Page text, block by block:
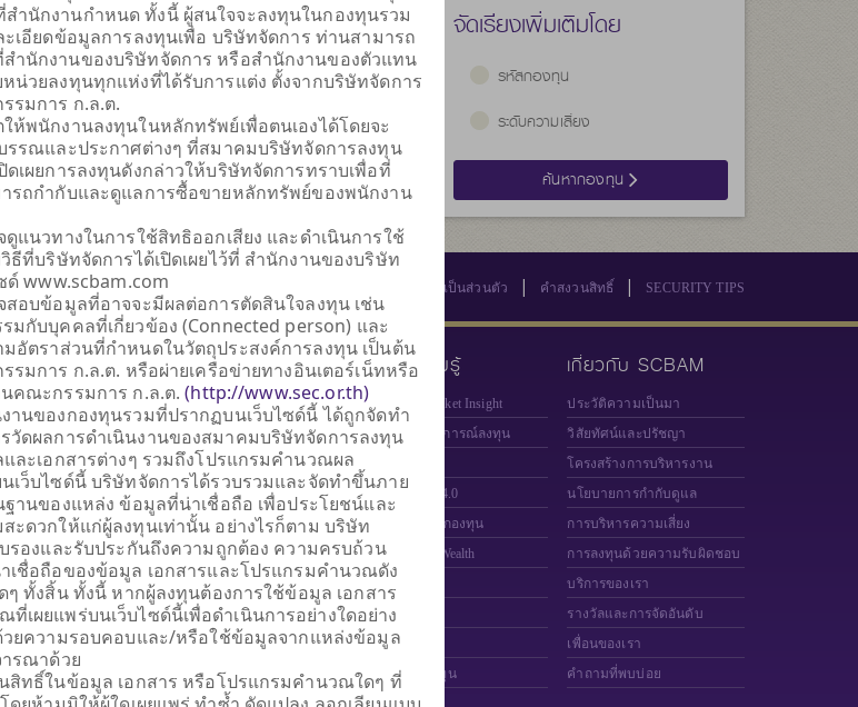
จัดเรียงเพิ่มเติมโดย
รหัสกองทุน
ระดับความเสี่ยง
ค้นหากองทุน
ำนักงานกำหนด ทั้งนี้ ผู้สนใจจะลงทุนในกองทุนรวม
เอียดข้อมูลการลงทุนเพื่อ บริษัทจัดการ ท่านสามารถ
ำนักงานของบริษัทจัดการ หรือสำนักงานของตัวแทน
น่วยลงทุนทุกแห่งที่ได้รับการแต่ง ตั้งจากบริษัทจัดการ
รมการ ก.ล.ต.
พนักงานลงทุนในหลักทรัพย์เพื่อตนเองได้โดยจะ
รรณและประกาศต่างๆ ที่สมาคมบริษัทจัดการลงทุน
ดเผยการลงทุนดังกล่าวให้บริษัทจัดการทราบเพื่อที่
รถกำกับและดูแลการซื้อขายหลักทรัพย์ของพนักงาน
แนวทางในการใช้สิทธิออกเสียง และดำเนินการใช้
ธีที่บริษัทจัดการได้เปิดเผยไว้ที่ สำนักงานของบริษัท
ด์ www.scbam.com
สอบข้อมูลที่อาจจะมีผลต่อการตัดสินใจลงทุน เช่น
มกับบุคคลที่เกี่ยวข้อง (Connected person) และ
มอัตราส่วนที่กำหนดในวัตถุประสงค์การลงทุน เป็นต้น
มการ ก.ล.ต. หรือผ่ายเครือข่ายทางอินเตอร์เน็ทหรือ
นคณะกรรมการ ก.ล.ต.(http://www.sec.or.th)
านของกองทุนรวมที่ปรากฏบนเว็บไซด์นี้ ได้ถูกจัดทำ
วัดผลการดำเนินงานของสมาคมบริษัทจัดการลงทุน
ละเอกสารต่างๆ รวมถึงโปรแกรมคำนวณผล
เว็บไซด์นี้ บริษัทจัดการได้รวบรวมและจัดทำขึ้นภาย
านของแหล่ง ข้อมูลที่น่าเชื่อถือ เพื่อประโยชน์และ
ะดวกให้แก่ผู้ลงทุนเท่านั้น อย่างไรก็ตาม บริษัท
รองและรับประกันถึงความถูกต้อง ความครบถ้วน
ชื่อถือของข้อมูล เอกสารและโปรแกรมคำนวณดัง
ทั้งสิ้น ทั้งนี้ หากผู้ลงทุนต้องการใช้ข้อมูล เอกสาร
เผยแพร่บนเว็บไซด์นี้เพื่อดำเนินการอย่างใดอย่าง
ยความรอบคอบและ/หรือใช้ข้อมูลจากแหล่งข้อมูล
รณาด้วย
สิทธิ์ในข้อมูล เอกสาร หรือโปรแกรมคำนวณใดๆ ที่
นโยบายความเป็นส่วนตัว | คำสงวนสิทธิ์ | SECURITY TIPS
ทุนส่วนบุคคล
กับกองทุนส่วนบุคคล
นส่วนบุคคล โดย บลจ.
พาณิชย์
ารและกิจกรรม
น่ารู้
Private Fund Online
กองทุนสำรอง
เลี้ยงชีพ
เกี่ยวกับกองทุนสำรองเลี้ยงชีพ
กองทุนสำรองเลี้ยงชีพ
โดย บลจ.ไทยพาณิชย์
ข่าวสารและกิจกรรม
สาระน่ารู้
Newsletter
สรุปข้อมูลสำคัญของนโยบาย
การลงทุน
กองทุนสำรองเลี้ยงชีพ
คลังความรู้
SCBAM Market Insight
อัพเดทสถานการณ์ลงทุน
Money DIY 4.0
คุยเฟื่องเรื่องกองทุน
World Wide Wealth
CIO Talk
COO Talk
มิสเตอร์กองทุน
คลังวีดีโอ
เกี่ยวกับ SCBAM
ประวัติความเป็นมา
วิสัยทัศน์และปรัชญา
โครงสร้างการบริหารงาน
นโยบายการกำกับดูแล
การบริหารความเสี่ยง
การลงทุนด้วยความรับผิดชอบ
บริการของเรา
รางวัลและการจัดอันดับ
เพื่อนของเรา
คำถามที่พบบ่อย